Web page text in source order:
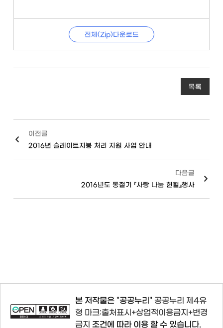
전체(Zip)다운로드
목록
이전글
2016년 슬레이트지붕 처리 지원 사업 안내
다음글
2016년도 동절기 『사랑 나눔 헌혈』행사
본 저작물은 "공공누리" 공공누리 제4유
형 마크:출처표시+상업적이용금지+변경
금지 조건에 따라 이용 할 수 있습니다.